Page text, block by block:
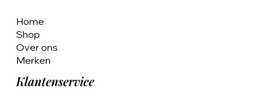
Home
Shop
Over ons
Merken
Klantenservice